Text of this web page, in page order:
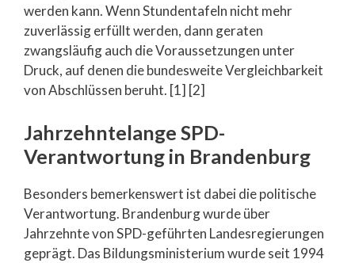
werden kann. Wenn Stundentafeln nicht mehr
zuverlässig erfüllt werden, dann geraten
zwangsläufig auch die Voraussetzungen unter
Druck, auf denen die bundesweite Vergleichbarkeit
von Abschlüssen beruht. [1] [2]
Jahrzehntelange SPD-
Verantwortung in Brandenburg
Besonders bemerkenswert ist dabei die politische
Verantwortung. Brandenburg wurde über
Jahrzehnte von SPD-geführten Landesregierungen
geprägt. Das Bildungsministerium wurde seit 1994